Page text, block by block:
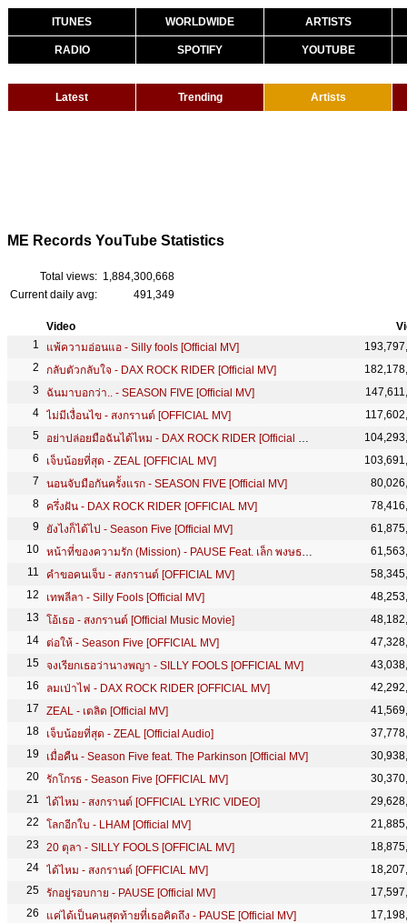
ITUNES WORLDWIDE ARTISTS
RADIO SPOTIFY YOUTUBE
Latest Trending Artists
ME Records YouTube Statistics
Total views: 1,884,300,668
Current daily avg:
491,349
Video
แพ้ความอ่อนแอ - Silly fools [Official MV]
กลับตัวกลับใจ - DAX ROCK RIDER [Official MV]
ฉันมาบอกว่า.. - SEASON FIVE [Official MV]
ไม่มีเงื่อนไข - สงกรานต์ [OFFICIAL MV]
อย่าปล่อยมือฉันได้ไหม - DAX ROCK RIDER [Official MV]
เจ็บน้อยที่สุด - ZEAL [OFFICIAL MV]
นอนจับมือกันครั้งแรก - SEASON FIVE [Official MV]
ครึ่งฝัน - DAX ROCK RIDER [OFFICIAL MV]
ยังไงก็ได้ไป - Season Five [Official MV]
หน้าที่ของความรัก (Mission) - PAUSE Feat. เล็ก พงษธร [OFFICIAL MV]
คำขอคนเจ็บ - สงกรานต์ [OFFICIAL MV]
เทพลีลา - Silly Fools [Official MV]
โอ้เธอ - สงกรานต์ [Official Music Movie]
ต่อให้ - Season Five [OFFICIAL MV]
จงเรียกเธอว่านางพญา - SILLY FOOLS [OFFICIAL MV]
ลมเป่าไฟ - DAX ROCK RIDER [OFFICIAL MV]
ZEAL - เตลิด [Official MV]
เจ็บน้อยที่สุด - ZEAL [Official Audio]
เมื่อคืน - Season Five feat. The Parkinson [Official MV]
รักโกรธ - Season Five [OFFICIAL MV]
ได้ไหม - สงกรานต์ [OFFICIAL LYRIC VIDEO]
โลกอีกใบ - LHAM [Official MV]
20 ตุลา - SILLY FOOLS [OFFICIAL MV]
ได้ไหม - สงกรานต์ [OFFICIAL MV]
รักอยู่รอบกาย - PAUSE [Official MV]
แค่ได้เป็นคนสุดท้ายที่เธอคิดถึง - PAUSE [Official MV]